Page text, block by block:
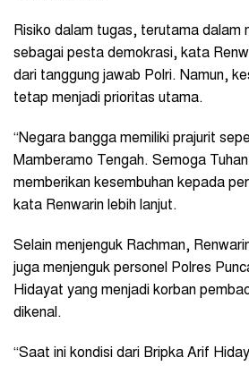
Risiko dalam tugas, terutama dalam
sebagai pesta demokrasi, kata
dari tanggung jawab Polri. Namun,
tetap menjadi prioritas utama.
“Negara bangga memiliki prajurit
Mamberamo Tengah. Semoga
memberikan kesembuhan kepada
kata Renwarin lebih lanjut.
Selain menjenguk Rachman,
juga menjenguk personel Polres
Hidayat yang menjadi korban
dikenal.
“Saat ini kondisi dari Bripka Arif